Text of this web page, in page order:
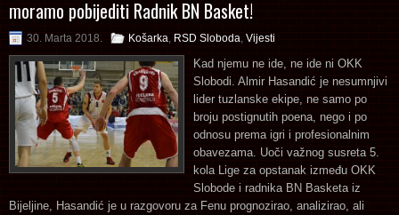
moramo pobijediti Radnik BN Basket!
30. Marta 2018. Košarka RSD Sloboda Vijesti
Kad njemu ne ide, ne ide ni OKK
Slobodi. Almir Hasandić je nesumnjivi
lider tuzlanske ekipe, ne samo po
broju postignutih poena, nego i po
odnosu prema igri i profesionalnim
obavezama. Uoči važnog susreta 5.
kola Lige za opstanak između OKK
Slobode i radnika BN Basketa iz
Bijeljine, Hasandić je u razgovoru za Fenu prognozirao, analizirao, ali